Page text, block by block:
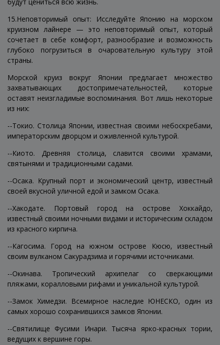
15.Неповторимый опыт: Исследуйте Японию на морском
круизном лайнере — это неповторимый опыт, который
сочетает в себе комфорт, разнообразие и возможность
глубоко погрузиться в очаровательную культуру этой
страны.
Морской круиз вокруг Японии предлагает множество
захватывающих достопримечательностей, которые
оставят неизгладимые воспоминания. Вот лишь некоторые
из них:
--Токио. Столица Японии, известная своими небоскребами,
императорским дворцом и оживленной культурой.
--Киото. Древняя столица, славится своими храмами,
святынями и традиционными садами.
--Осака. Крупный порт и экономический центр, известный
своей вкусной уличной едой и замком Осака.
--Хакодате. Портовый город на острове Хоккайдо,
известный своими ночными видами и историческим складом
из красного кирпича.
--Кагосима. Город на южном острове Кюсю, известный
своим вулканом Сакурадзима и горячими источниками.
--Окинава. Тропический архипелаг со сверкающими
пляжами, коралловыми рифами и уникальной культурой.
--Замок Химедзи. Всемирное наследие ЮНЕСКО, один из
самых хорошо сохранившихся замков Японии.
--Святилище Фусими Инари. Тысяча ярко-красных тории,
ведущих к вершине горы.